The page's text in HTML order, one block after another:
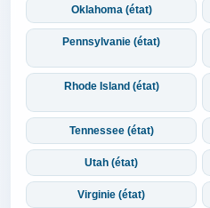
Oklahoma (état)
Pennsylvanie (état)
Rhode Island (état)
Tennessee (état)
Utah (état)
Virginie (état)